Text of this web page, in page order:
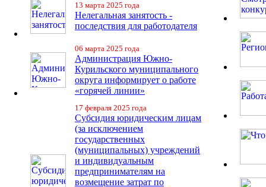
13 марта 2025 года
Нелегальная занятость -
последствия для работодателя
06 марта 2025 года
Администрация Южно-
Курильского муниципального
округа информирует о работе
«горячей линии»
17 февраля 2025 года
Субсидия юридическим лицам
(за исключением
государственных
(муниципальных) учреждений
и индивидуальным
предпринимателям на
возмещение затрат по